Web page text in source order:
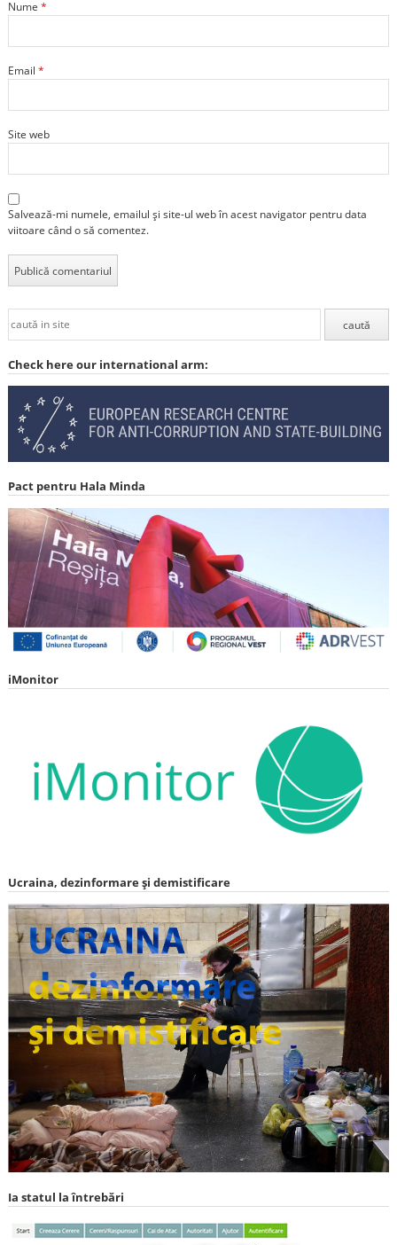
Nume *
Email *
Site web
Salvează-mi numele, emailul și site-ul web în acest navigator pentru data
viitoare când o să comentez.
Check here our international arm:
Pact pentru Hala Minda
iMonitor
Ucraina, dezinformare și demistificare
Ia statul la întrebări